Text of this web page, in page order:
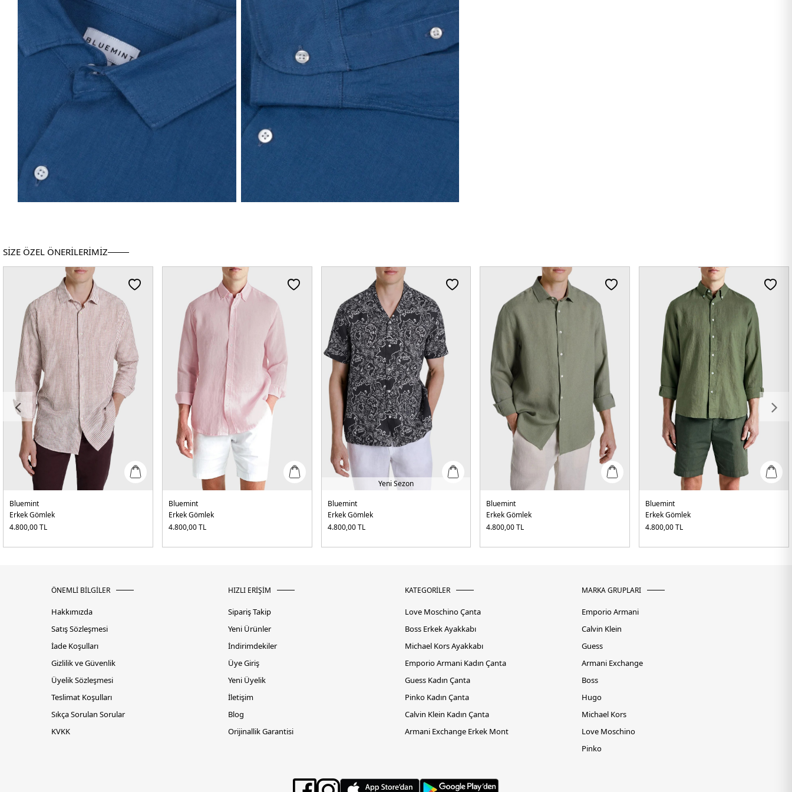
SİZE ÖZEL ÖNERİLERİMİZ
Bluemint
Erkek Gömlek
4.800,00TL
Bluemint
Erkek Gömlek
4.800,00TL
Yeni Sezon
Bluemint
Erkek Gömlek
4.800,00TL
Bluemint
Erkek Gömlek
4.800,00TL
Bluemint
Erkek Gömlek
4.800,00TL
ÖNEMLİ BİLGİLER
Hakkımızda
Satış Sözleşmesi
İade Koşulları
Gizlilik ve Güvenlik
Üyelik Sözleşmesi
Teslimat Koşulları
Sıkça Sorulan Sorular
KVKK
HIZLI ERİŞİM
Sipariş Takip
Yeni Ürünler
İndirimdekiler
Üye Giriş
Yeni Üyelik
İletişim
Blog
Orijinallik Garantisi
KATEGORİLER
Love Moschino Çanta
Boss Erkek Ayakkabı
Michael Kors Ayakkabı
Emporio Armani Kadın Çanta
Guess Kadın Çanta
Pinko Kadın Çanta
Calvin Klein Kadın Çanta
Armani Exchange Erkek Mont
MARKA GRUPLARI
Emporio Armani
Calvin Klein
Guess
Armani Exchange
Boss
Hugo
Michael Kors
Love Moschino
Pinko